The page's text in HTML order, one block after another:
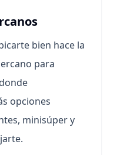
bien hace la
para
opciones
minisúper y